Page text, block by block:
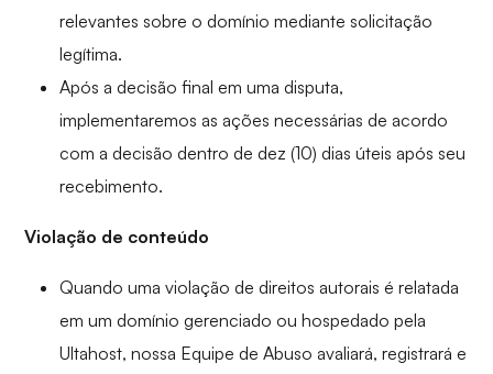
relevantes sobre o domínio mediante solicitação
legítima.
Após a decisão final em uma disputa,
implementaremos as ações necessárias de acordo
com a decisão dentro de dez (10) dias úteis após seu
recebimento.
Violação de conteúdo
Quando uma violação de direitos autorais é relatada
em um domínio gerenciado ou hospedado pela
Ultahost, nossa Equipe de Abuso avaliará, registrará e